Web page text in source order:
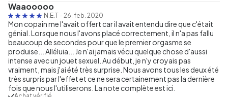
Waaooooo
N.E.T - 26. feb. 2020
Mon copain me l'avait offert car il avait entendu dire que c'était
génial. Lorsque nous l'avons placé correctement, il n'a pas fallu
beaucoup de secondes pour que le premier orgasme se
produise... Alléluia... Je n'ai jamais vécu quelque chose d'aussi
intense avec un jouet sexuel. Au début, je n'y croyais pas
vraiment, mais j'ai été très surprise. Nous avons tous les deux été
très surpris par l'effet et ce ne sera certainement pas la dernière
fois que nous l'utiliserons. La note complète est ici.